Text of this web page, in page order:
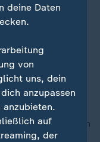
das
steigen",
Arbeit und
bei der
nach oben
deine Daten
von
uns, dein
anzupassen
anzubieten.
auf
der